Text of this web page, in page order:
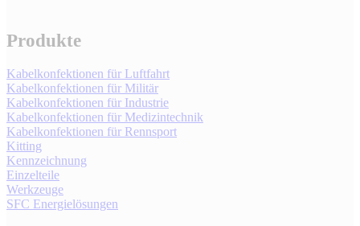
Produkte
Kabelkonfektionen für Luftfahrt
Kabelkonfektionen für Militär
Kabelkonfektionen für Industrie
Kabelkonfektionen für Medizintechnik
Kabelkonfektionen für Rennsport
Kitting
Kennzeichnung
Einzelteile
Werkzeuge
SFC Energielösungen